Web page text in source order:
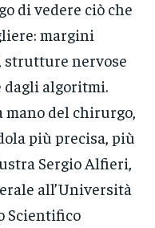
di vedere ciò che
margini
strutture nervose
dagli algoritmi.
del chirurgo,
più precisa, più
Sergio Alfieri,
all’Università
Scientifico